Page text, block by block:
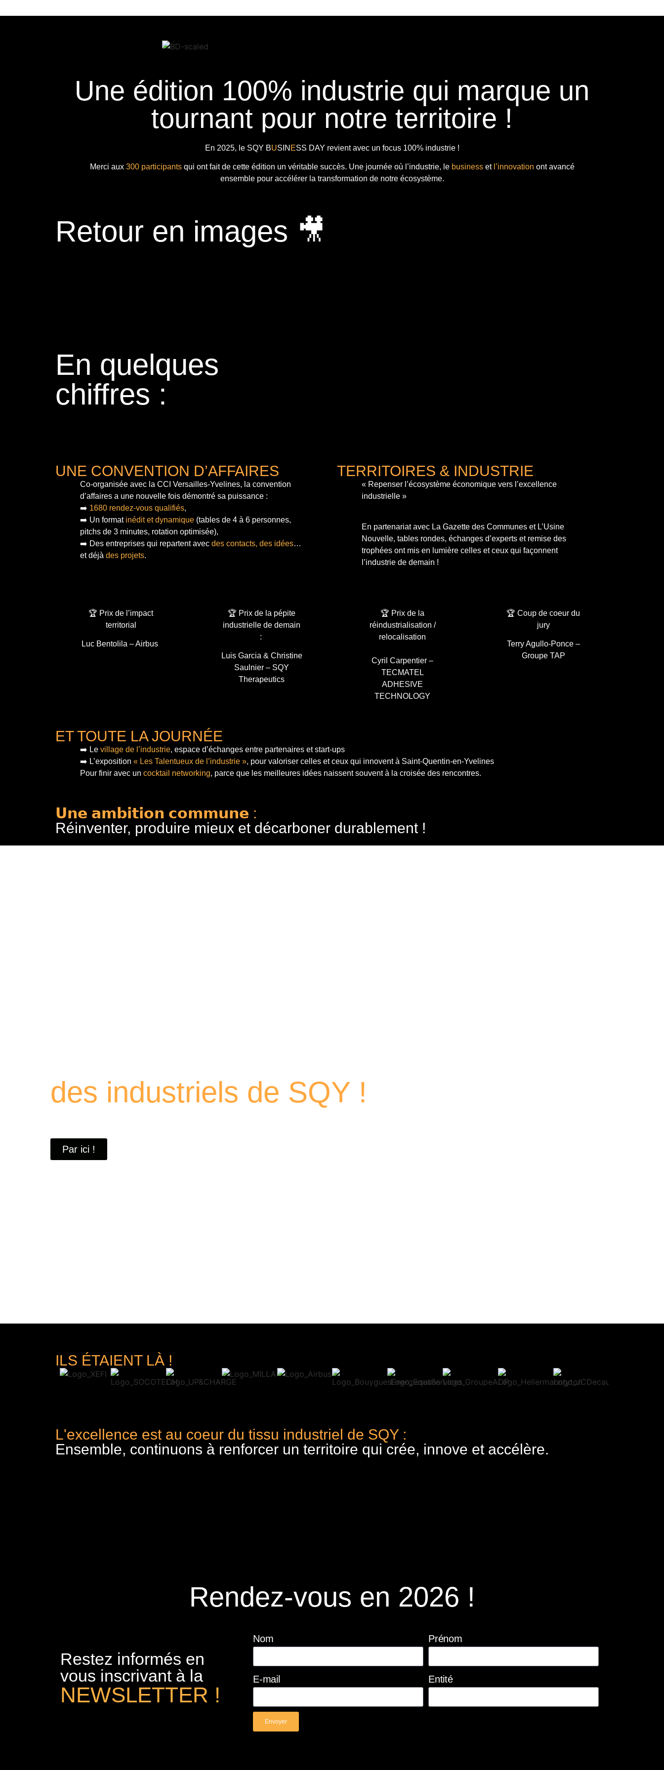
Une édition 100% industrie qui marque un
tournant pour notre territoire !
En 2025, le SQY BUSIN ESS DAY revient avec un focus 100% industrie !
Merci aux 300 participantsqui ont fait de cette édition un véritable succès. Une journée où l’industrie, le businesset l’innovation ont avancé
ensemble pour accélérer la transformation de notre écosystème.
Retour en images 🎥
En quelques
chiffres :
UNE CONVENTION D’AFFAIRES
Co-organisée avec la CCI Versailles-Yvelines, la convention
d’affaires a une nouvelle fois démontré sa puissance :
➡️ 1680 rendez-vous qualifiés,
➡️ Un format inédit et dynamique (tables de 4 à 6 personnes,
pitchs de 3 minutes, rotation optimisée),
➡️ Des entreprises qui repartent avec des contacts, des idées…
et déjà des projets.
TERRITOIRES & INDUSTRIE
« Repenser l’écosystème économique vers l’excellence
industrielle »
En partenariat avec La Gazette des Communes et L’Usine
Nouvelle, tables rondes, échanges d’experts et remise des
trophées ont mis en lumière celles et ceux qui façonnent
l’industrie de demain !
🏆 Prix de l’impact
territorial
Luc Bentolila – Airbus
🏆 Prix de la pépite
industrielle de demain
:
Luis Garcia & Christine
Saulnier – SQY
Therapeutics
🏆 Prix de la
réindustrialisation /
relocalisation
Cyril Carpentier –
TECMATEL
ADHESIVE
TECHNOLOGY
🏆 Coup de coeur du
jury
Terry Agullo-Ponce –
Groupe TAP
ET TOUTE LA JOURNÉE
➡️ Le village de l’industrie, espace d’échanges entre partenaires et start-ups
➡️ L’exposition « Les Talentueux de l’industrie », pour valoriser celles et ceux qui innovent à Saint-Quentin-en-Yvelines
Pour finir avec un cocktail networking, parce que les meilleures idées naissent souvent à la croisée des rencontres.
𝗨𝗻𝗲 𝗮𝗺𝗯𝗶𝘁𝗶𝗼𝗻 𝗰𝗼𝗺𝗺𝘂𝗻𝗲 :
Réinventer, produire mieux et décarboner durablement !
des industriels de SQY !
Par ici !
ILS ÉTAIENT LÀ !
L'excellence est au coeur du tissu industriel de SQY :
Ensemble, continuons à renforcer un territoire qui crée, innove et accélère.
Rendez-vous en 2026 !
Restez informés en
vous inscrivant à la
NEWSLETTER !
Nom Prénom
E-mail Entité
Envoyer